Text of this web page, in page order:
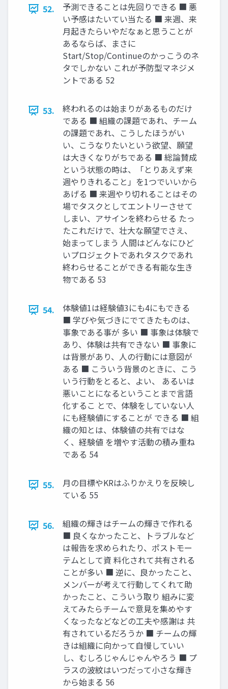
52.
予測できることは先回りできる ■ 悪
い予感はたいてい当たる ■ 来週、来
月起きたらいやだなぁと思うことが
あるならば、まさに
Start/Stop/Continueのかっこうのネ
タでしかない これが予防型マネジメ
ントである 52
53.
終われるのは始まりがあるものだけ
である ■ 組織の課題であれ、チーム
の課題であれ、こうしたほうがい
い、こうなりたいという欲望、願望
は大きくなりがちである ■ 総論賛成
という状態の時は、「とりあえず来
週やりきれること」を1つでいいから
あげる ■ 来週やり切れることはその
場でタスクとしてエントリーさせて
しまい、アサインを終わらせる たっ
たこれだけで、壮大な願望でさえ、
始まってしまう 人間はどんなにひど
いプロジェクトであれタスクであれ
終わらせることができる有能な生き
物である 53
54.
体験値1は経験値3にも4にもできる
■ 学びや気づきにでてきたものは、
事象である事が 多い ■ 事象は体験で
あり、体験は共有できない ■ 事象に
は背景があり、人の行動には意図が
ある ■ こういう背景のときに、こう
いう行動をとると、よい、 あるいは
悪いことになるということまで言語
化するこ とで、体験をしていない人
にも経験値にすることが できる ■ 組
織の知とは、体験値の共有ではな
く、経験値 を増やす活動の積み重ね
である 54
55.
月の目標やKRはふりかえりを反映し
ている 55
56.
組織の輝きはチームの輝きで作れる
■ 良くなかったこと、トラブルなど
は報告を求められたり、ポストモー
テムとして資 料化されて共有される
ことが多い ■ 逆に、良かったこと、
メンバーが考えて行動してくれて助
かったこと、こういう取り 組みに変
えてみたらチームで意見を集めやす
くなったなどなどの工夫や感謝は 共
有されているだろうか ■ チームの輝
きは組織に向かって自慢していい
し、むしろじゃんじゃんやろう ■ プ
ラスの波紋はいつだって小さな輝き
から始まる 56